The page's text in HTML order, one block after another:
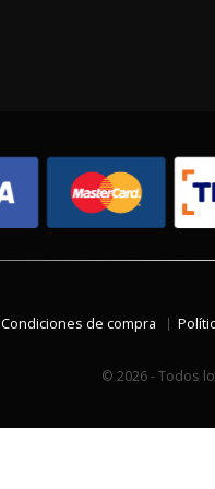
Condiciones de compra
© 2026 - Todos